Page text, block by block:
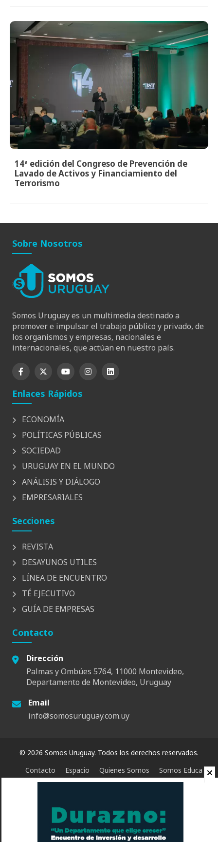
14ª edición del Congreso de Prevención de
Lavado de Activos y Financiamiento del
Terrorismo
Sobre Nosotros
Somos Uruguay es un multimedia destinado a
promover e impulsar el trabajo público y privado, de
los organismos y empresas, nacionales e
internacionales, que actúan en nuestro país.
Enlaces Rápidos
ECONOMÍA
POLÍTICAS PÚBLICAS
SOCIEDAD
URUGUAY EN EL MUNDO
ANÁLISIS Y DIÁLOGO
EMPRESARIALES
Secciones
REVISTA
DESAYUNOS UTILES
LÍNEA DE ENCUENTRO
TÉ EJECUTIVO
GUÍA DE EMPRESAS
Contacto
Dirección
Palmas y Ombúes 5764, 11000 Montevideo,
Departamento de Montevideo, Uruguay
Email
info@somosuruguay.com.uy
© 2026 Somos Uruguay. Todos los derechos reservados.
Contacto
Espacio Quienes Somos Somos Educa